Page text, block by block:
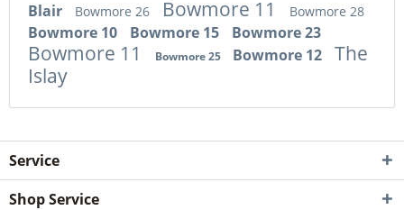
Blair
Bowmore 26 Bowmore 11 Bowmore 28
Bowmore 10 Bowmore 15 Bowmore 23
Bowmore 11 Bowmore 25 Bowmore 12
The
Islay
Service
Shop Service